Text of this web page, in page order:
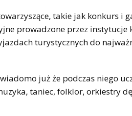
takie jak konkurs i
prowadzone przez instytucje
turystycznych do
już że podczas niego
taniec, folklor, orkiestry